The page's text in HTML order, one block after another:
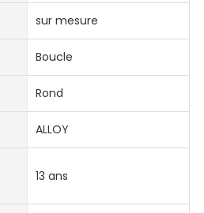
sur mesure
Boucle
Rond
ALLOY
13 ans